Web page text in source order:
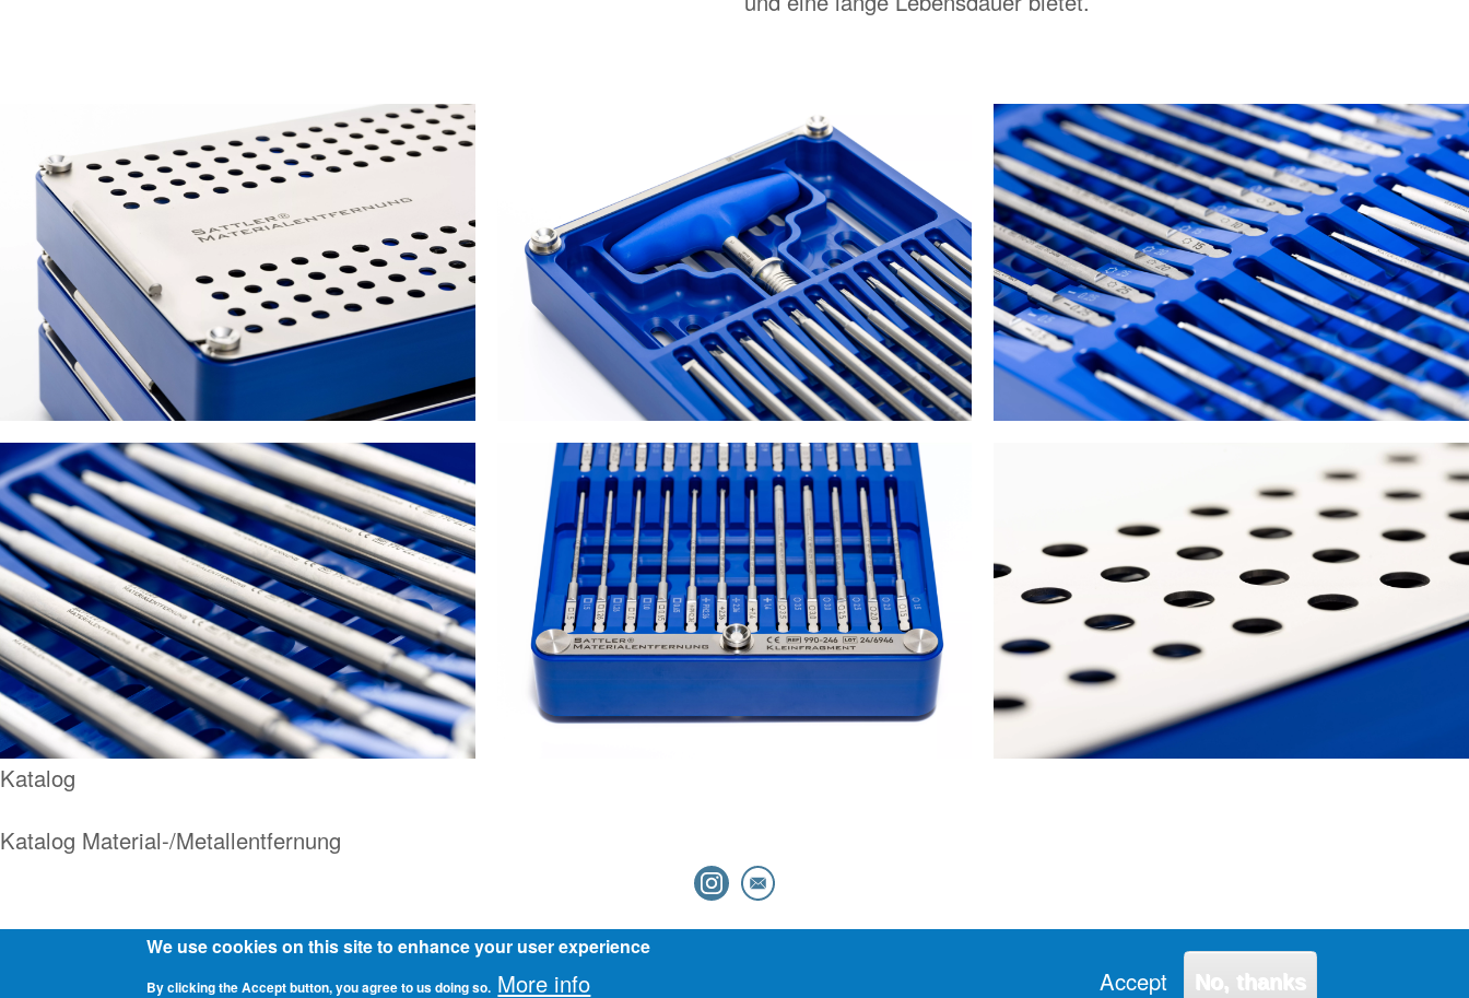
Bild
Bild
Katalog
Katalog Material-/Metallentfernung
Fußzeile Impressum
We use cookies on this site to enhance your user experience
By clicking the Accept button, you agree to us doing so. More info Accept No, thanks